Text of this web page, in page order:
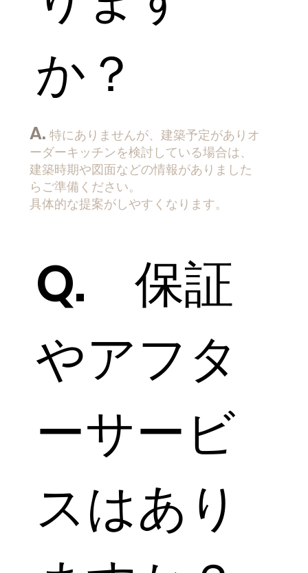
A.特にありませんが、建築予定がありオ
ーダーキッチンを検討している場合は、
建築時期や図面などの情報がありました
らご準備ください。
​具体的な提案がしやすくなります。
か？
Q. 保証
やアフタ
ーサービ
スはあり